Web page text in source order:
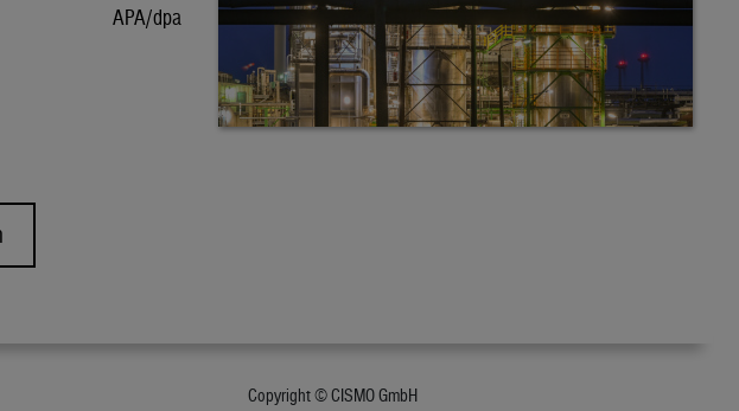
APA/dpa
Copyright © CISMO GmbH